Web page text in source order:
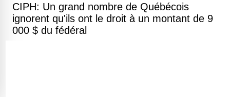
CIPH: Un grand nombre de Québécois
ignorent qu'ils ont le droit à un montant de 9
000 $ du fédéral